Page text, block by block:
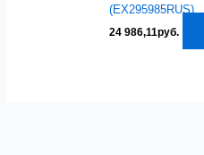
(EX295985RUS)
24 986,11руб.